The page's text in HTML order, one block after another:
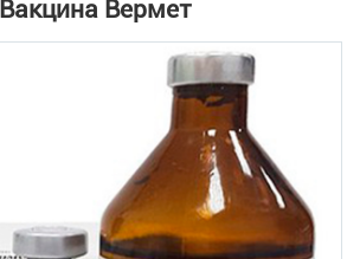
Вакцина Вермет